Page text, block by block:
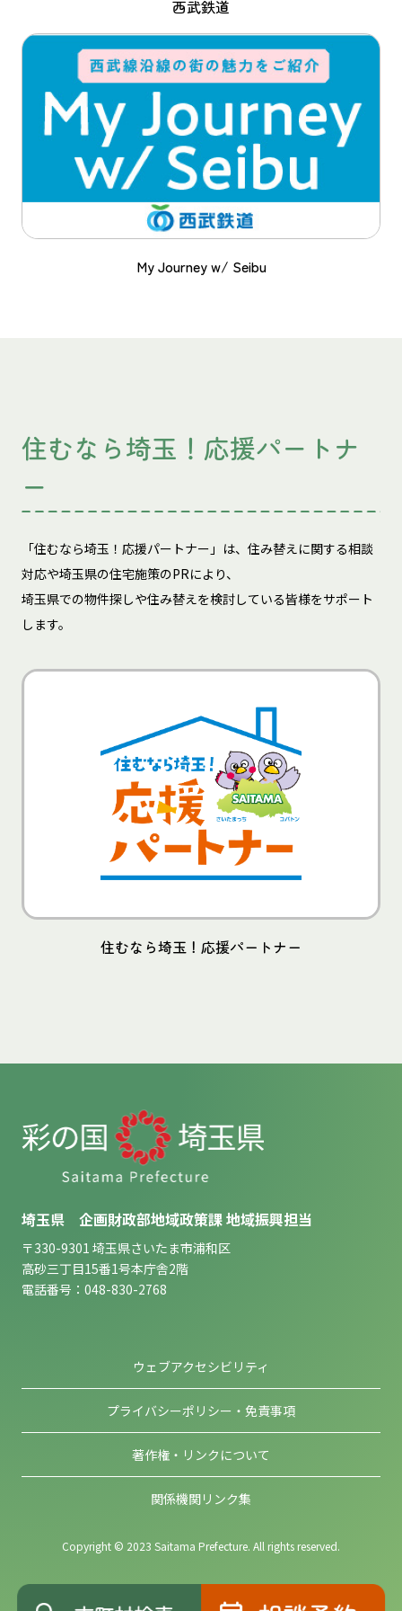
西武鉄道
My Journey w/ Seibu
住むなら埼玉！応援パートナ
ー
「住むなら埼玉！応援パートナー」は、住み替えに関する相談
対応や埼玉県の住宅施策のPRにより、
埼玉県での物件探しや住み替えを検討している皆様をサポート
します。
住むなら埼玉！応援パートナー
埼玉県 企画財政部地域政策課 地域振興担当
〒330-9301 埼玉県さいたま市浦和区
高砂三丁目15番1号本庁舎2階
電話番号：048-830-2768
ウェブアクセシビリティ
プライバシーポリシー・免責事項
著作権・リンクについて
関係機関リンク集
Copyright © 2023 Saitama Prefecture. All rights reserved.